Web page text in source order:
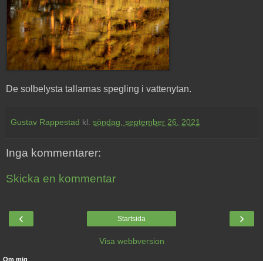
De solbelysta tallarnas spegling i vattenytan.
Gustav Rappestad kl. söndag, september 26, 2021
Inga kommentarer:
Skicka en kommentar
‹ ›
Startsida
Visa webbversion
Om mig